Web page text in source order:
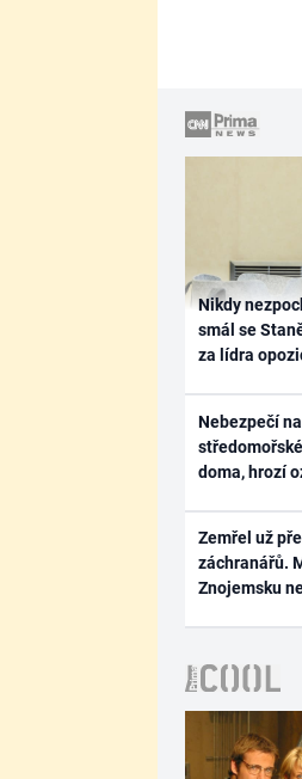
Nikdy
smál se
za lídra
Nebezpečí
doma, hrozí
Zemřel už
záchranářů.
Znojemsku